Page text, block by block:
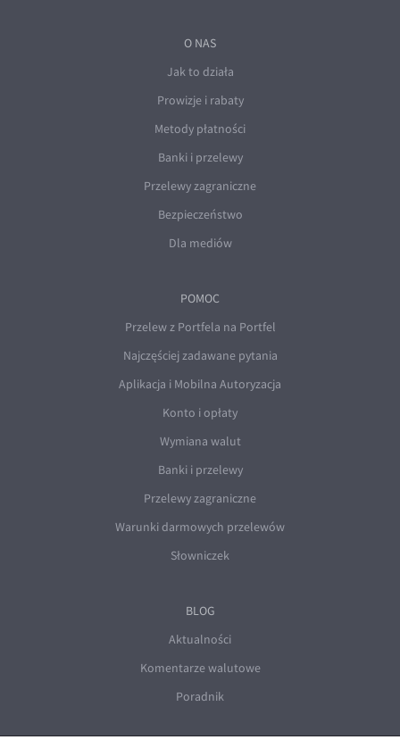
O NAS
Jak to działa
Prowizje i rabaty
Metody płatności
Banki i przelewy
Przelewy zagraniczne
Bezpieczeństwo
Dla mediów
POMOC
Przelew z Portfela na Portfel
Najczęściej zadawane pytania
Aplikacja i Mobilna Autoryzacja
Konto i opłaty
Wymiana walut
Banki i przelewy
Przelewy zagraniczne
Warunki darmowych przelewów
Słowniczek
BLOG
Aktualności
Komentarze walutowe
Poradnik